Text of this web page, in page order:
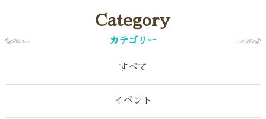
Category
カテゴリー
すべて
イベント